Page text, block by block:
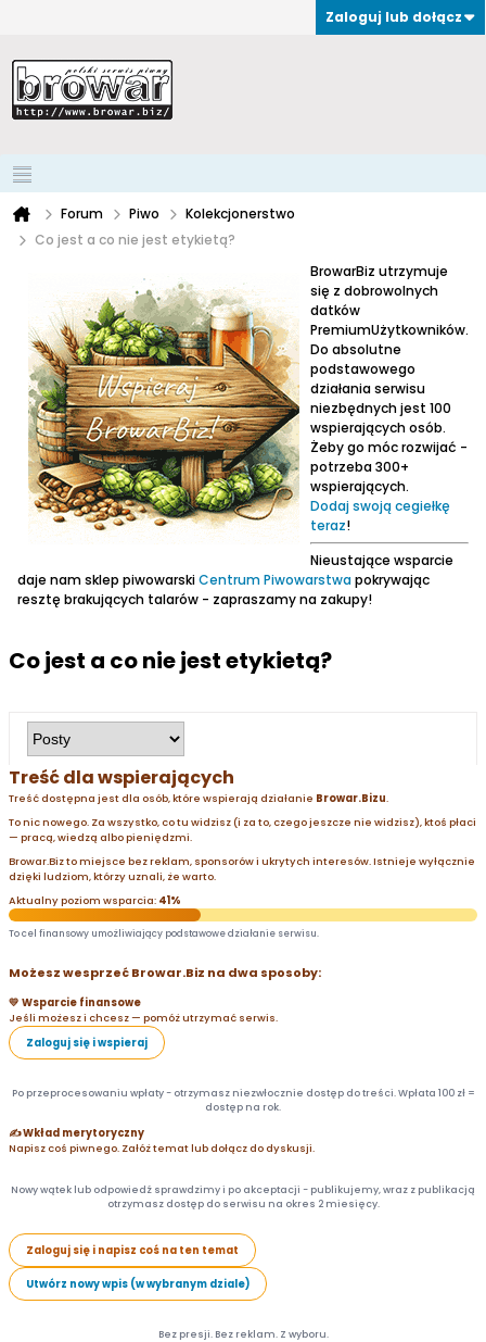
Zaloguj lub dołącz
Forum Piwo
Kolekcjonerstwo
Co jest a co nie jest etykietą?
BrowarBiz utrzymuje
się z dobrowolnych
datków
PremiumUżytkowników.
Do absolutne
podstawowego
działania serwisu
niezbędnych jest 100
wspierających osób.
Żeby go móc rozwijać -
potrzeba 300+
wspierających.
Dodaj swoją cegiełkę
teraz!
Nieustające wsparcie
daje nam sklep piwowarskiCentrum Piwowarstwapokrywając
resztę brakujących talarów - zapraszamy na zakupy!
Co jest a co nie jest etykietą?
Treść dla wspierających
Treść dostępna jest dla osób, które wspierają działanie Browar.Bizu.
To nic nowego. Za wszystko, co tu widzisz (i za to, czego jeszcze nie widzisz), ktoś płaci
— pracą, wiedzą albo pieniędzmi.
Browar.Biz to miejsce bez reklam, sponsorów i ukrytych interesów. Istnieje wyłącznie
dzięki ludziom, którzy uznali, że warto.
Aktualny poziom wsparcia: 41%
To cel finansowy umożliwiający podstawowe działanie serwisu.
Możesz wesprzeć Browar.Biz na dwa sposoby:
💛 Wsparcie finansowe
Jeśli możesz i chcesz — pomóż utrzymać serwis.
Zaloguj się i wspieraj
Po przeprocesowaniu wpłaty - otrzymasz niezwłocznie dostęp do treści. Wpłata 100 zł =
dostęp na rok.
✍️ Wkład merytoryczny
Napisz coś piwnego. Załóż temat lub dołącz do dyskusji.
Nowy wątek lub odpowiedź sprawdzimy i po akceptacji - publikujemy, wraz z publikacją
otrzymasz dostęp do serwisu na okres 2 miesięcy.
Zaloguj się i napisz coś na ten temat
Utwórz nowy wpis (w wybranym dziale)
Bez presji. Bez reklam. Z wyboru.